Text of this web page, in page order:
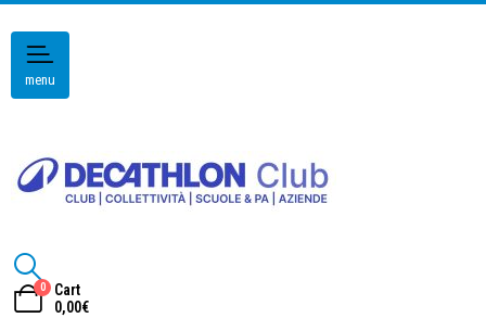
menu
0
Cart
0,00€